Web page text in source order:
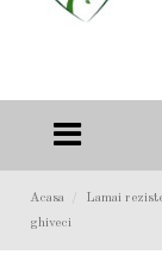
Acasa
Lamai
ghiveci